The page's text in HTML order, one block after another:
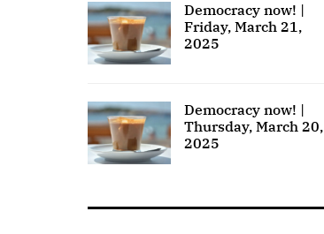
Democracy now! |
Friday, March 21,
2025
Democracy now! |
Thursday, March 20,
2025